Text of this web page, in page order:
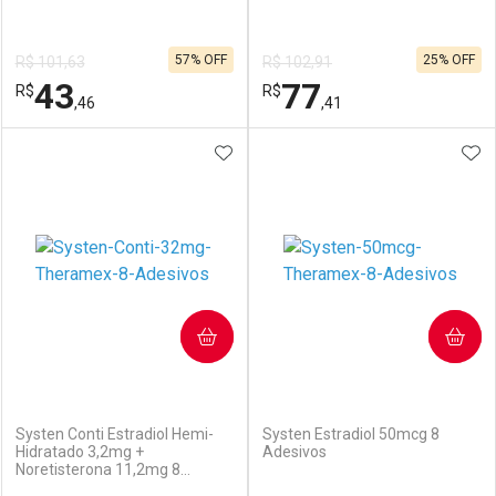
R$ 101,63
R$43,46
57% OFF
R$ 102,91
R$77,41
25% OFF
Systen Conti Estradiol Hemi-
Hidratado 3,2mg +
Noretisterona 11,2mg 8
ADICIONAR AOS FAVORITOS
COMPRAR
Systen Estradiol 50mcg 8
Adesivos
COMPRAR